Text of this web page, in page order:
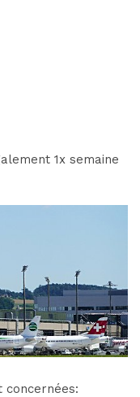
1x semaine
concernées: